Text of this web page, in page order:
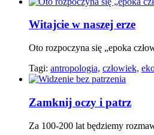
Witajcie w naszej erze
Oto rozpoczyna się „epoka
Tagi: antropologia, człowiek,
Zamknij oczy i patrz
Za 100-200 lat będziemy